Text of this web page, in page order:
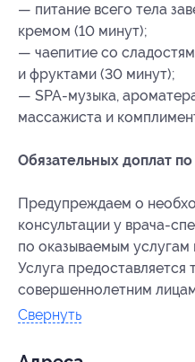
— питание всего тела
кремом (10 минут);
— чаепитие со
и фруктами (30 минут);
— SPA-музыка,
массажиста и
Обязательных доплат
Предупреждаем о
консультации у врача-
по оказываемым услугам
Услуга предоставляется
совершеннолетним
Свернуть